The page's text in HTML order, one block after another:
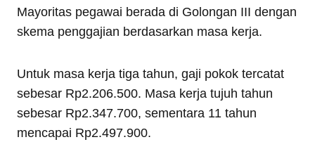
Mayoritas pegawai berada di Golongan III dengan
skema penggajian berdasarkan masa kerja.
Untuk masa kerja tiga tahun, gaji pokok tercatat
sebesar Rp2.206.500. Masa kerja tujuh tahun
sebesar Rp2.347.700, sementara 11 tahun
mencapai Rp2.497.900.